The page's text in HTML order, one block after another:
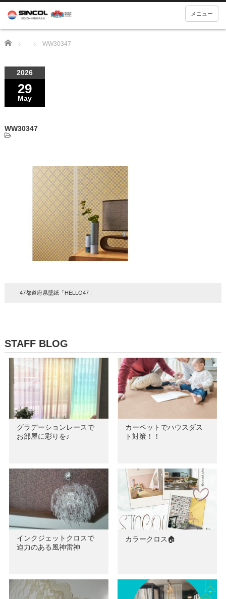
メニュー
Home WW30347
2026
29
May
WW30347
47都道府県壁紙「HELLO47」
STAFF BLOG
グラデーションレースで
お部屋に彩りを♪
カーペットでハウスダス
ト対策！！
インクジェットクロスで
迫力のある風神雷神
カラークロス🏠